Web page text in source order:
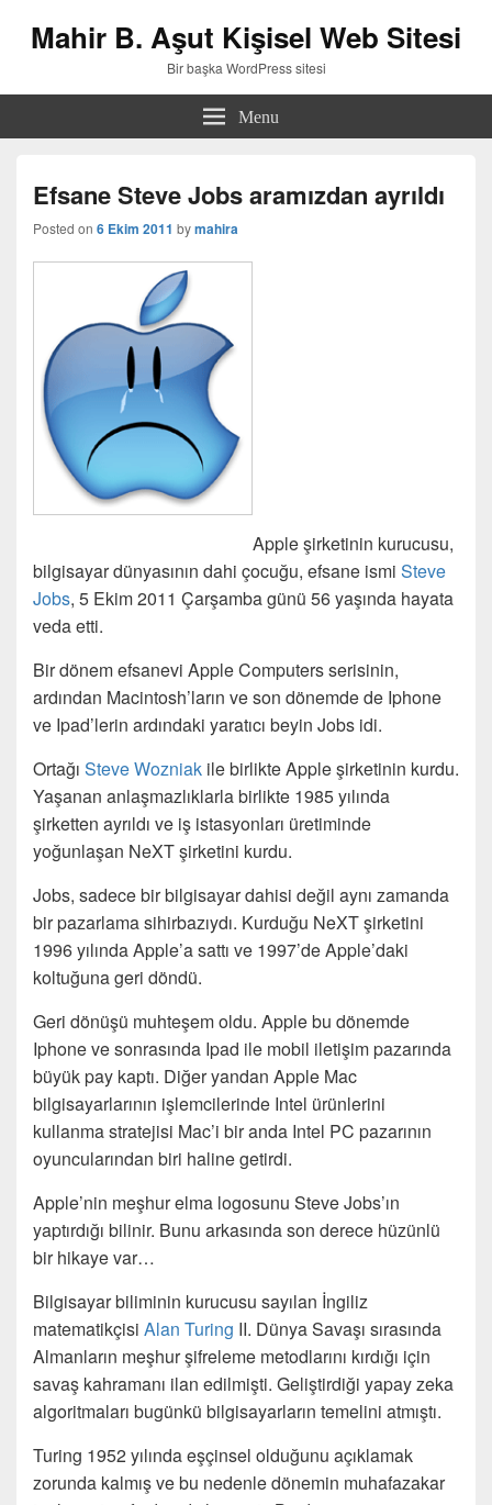
Mahir B. Aşut Kişisel Web Sitesi
Bir başka WordPress sitesi
Menu
Efsane Steve Jobs aramızdan ayrıldı
Posted on 6 Ekim 2011 bymahira
Apple şirketinin kurucusu,
bilgisayar dünyasının dahi çocuğu, efsane ismi Steve
Jobs, 5 Ekim 2011 Çarşamba günü 56 yaşında hayata
veda etti.
Bir dönem efsanevi Apple Computers serisinin,
ardından Macintosh’ların ve son dönemde de Iphone
ve Ipad’lerin ardındaki yaratıcı beyin Jobs idi.
Ortağı Steve Wozniak ile birlikte Apple şirketinin kurdu.
Yaşanan anlaşmazlıklarla birlikte 1985 yılında
şirketten ayrıldı ve iş istasyonları üretiminde
yoğunlaşan NeXT şirketini kurdu.
Jobs, sadece bir bilgisayar dahisi değil aynı zamanda
bir pazarlama sihirbazıydı. Kurduğu NeXT şirketini
1996 yılında Apple’a sattı ve 1997’de Apple’daki
koltuğuna geri döndü.
Geri dönüşü muhteşem oldu. Apple bu dönemde
Iphone ve sonrasında Ipad ile mobil iletişim pazarında
büyük pay kaptı. Diğer yandan Apple Mac
bilgisayarlarının işlemcilerinde Intel ürünlerini
kullanma stratejisi Mac’i bir anda Intel PC pazarının
oyuncularından biri haline getirdi.
Apple’nin meşhur elma logosunu Steve Jobs’ın
yaptırdığı bilinir. Bunu arkasında son derece hüzünlü
bir hikaye var…
Bilgisayar biliminin kurucusu sayılan İngiliz
matematikçisi Alan Turing II. Dünya Savaşı sırasında
Almanların meşhur şifreleme metodlarını kırdığı için
savaş kahramanı ilan edilmişti. Geliştirdiği yapay zeka
algoritmaları bugünkü bilgisayarların temelini atmıştı.
Turing 1952 yılında eşçinsel olduğunu açıklamak
zorunda kalmış ve bu nedenle dönemin muhafazakar